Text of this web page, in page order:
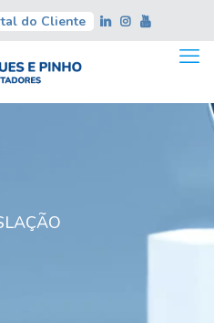
do Cliente